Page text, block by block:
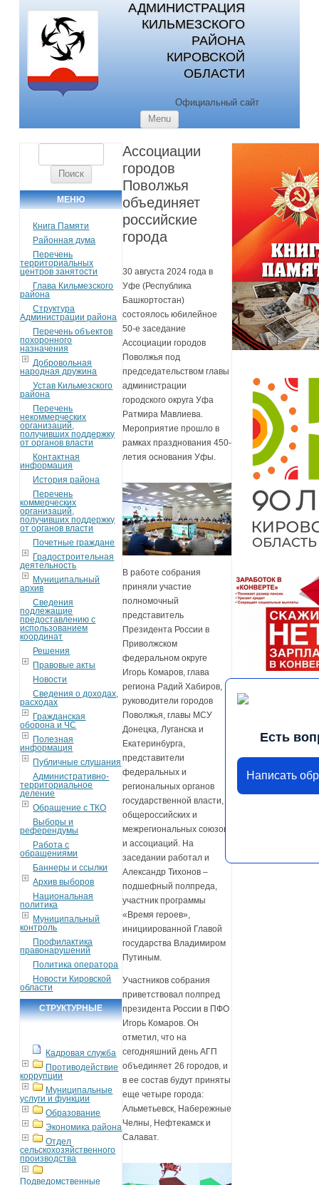
АДМИНИСТРАЦИЯ
КИЛЬМЕЗСКОГО
РАЙОНА
КИРОВСКОЙ
ОБЛАСТИ
Официальный сайт
Menu
МЕНЮ
Книга Памяти
Районная дума
Перечень
территориальных
центров занятости
Глава Кильмезского
района
Структура
Администрации района
Перечень объектов
похоронного
назначения
Добровольная
народная дружина
Устав Кильмезского
района
Перечень
некоммерческих
организаций,
получивших поддержку
от органов власти
Контактная
информация
История района
Перечень
коммерческих
организаций,
получивших поддержку
от органов власти
Почетные граждане
Градостроительная
деятельность
Муниципальный
архив
Сведения
подлежащие
предоставлению с
использованием
координат
Решения
Правовые акты
Новости
Сведения о доходах,
расходах
Гражданская
оборона и ЧС
Полезная
информация
Публичные слушания
Административно-
территориальное
деление
Обращение с ТКО
Выборы и
референдумы
Работа с
обращениями
Баннеры и ссылки
Архив выборов
Национальная
политика
Муниципальный
контроль
Профилактика
правонарушений
Политика оператора
Новости Кировской
области
СТРУКТУРНЫЕ
Кадровая служба
Противодействие
коррупции
Муниципальные
услуги и функции
Образование
Экономика района
Отдел
сельскохозяйственного
производства
Подведомственные
Ассоциации
городов
Поволжья
объединяет
российские
города
30 августа 2024 года в
Уфе (Республика
Башкортостан)
состоялось юбилейное
50-е заседание
Ассоциации городов
Поволжья под
председательством главы
администрации
городского округа Уфа
Ратмира Мавлиева.
Мероприятие прошло в
рамках празднования 450-
летия основания Уфы.
В работе собрания
приняли участие
полномочный
представитель
Президента России в
Приволжском
федеральном округе
Игорь Комаров, глава
региона Радий Хабиров,
руководители городов
Поволжья, главы МСУ
Донецка, Луганска и
Екатеринбурга,
представители
федеральных и
региональных органов
государственной власти,
общероссийских и
межрегиональных союзов
и ассоциаций. На
заседании работал и
Александр Тихонов –
подшефный полпреда,
участник программы
«Время героев»,
инициированной Главой
государства Владимиром
Путиным.
Участников собрания
приветствовал полпред
президента России в ПФО
Игорь Комаров. Он
отметил, что на
сегодняшний день АГП
объединяет 26 городов, и
в ее состав будут приняты
еще четыре города:
Альметьевск, Набережные
Челны, Нефтекамск и
Салават.
Есть
Написать